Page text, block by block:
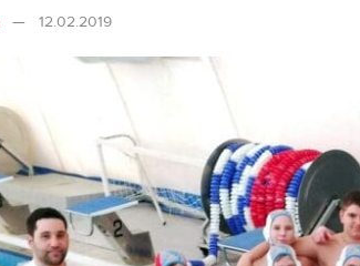
12.02.2019